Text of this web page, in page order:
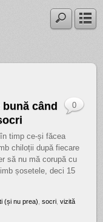
când
timp ce-și făcea
chiloții după fiecare
să nu mă corupă cu
șosetele, deci 15
0
(și nu prea) ,socri ,vizită